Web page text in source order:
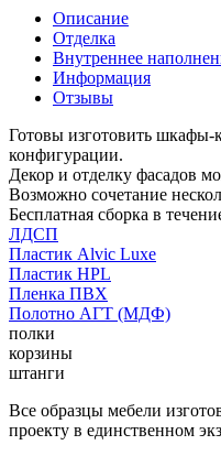
Описание
Отделка
Внутреннее
Информация
Отзывы
Готовы изготовить шкафы-
конфигурации.
Декор и отделку фасадов
Возможно сочетание
Бесплатная сборка в
ЛДСП
Пластик Alvic Luxe
Пластик HPL
Пленка ПВХ
Полотно АГТ (МДФ)
полки
корзины
штанги
Все образцы мебели
проекту в единственном